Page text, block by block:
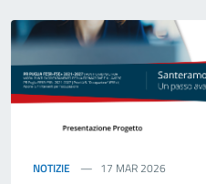
NOTIZIE 17 MAR 2026